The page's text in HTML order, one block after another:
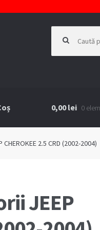
după:
0,00 lei 0
2.5 CRD (2002-2004)
JEEP